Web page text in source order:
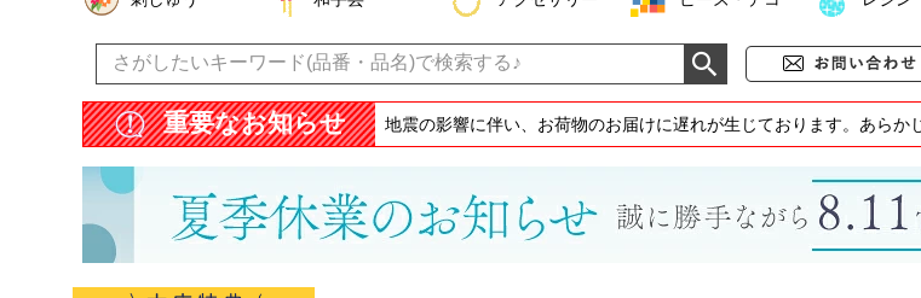
重要なお知らせ 地震の影響に伴い、お荷物のお届けに遅れが生じております。あら